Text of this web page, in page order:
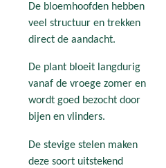
De bloemhoofden hebben
veel structuur en trekken
direct de aandacht.
De plant bloeit langdurig
vanaf de vroege zomer en
wordt goed bezocht door
bijen en vlinders.
De stevige stelen maken
deze soort uitstekend